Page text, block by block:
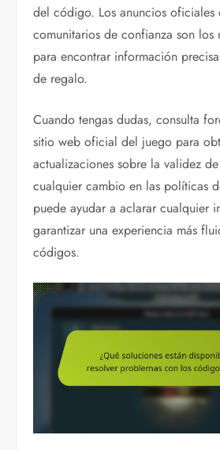
del código. Los anuncios oficiales
comunitarios de confianza son los
para encontrar información
de regalo.
Cuando tengas dudas, consulta
sitio web oficial del juego para
actualizaciones sobre la validez
cualquier cambio en las políticas
puede ayudar a aclarar cualquier
garantizar una experiencia más
códigos.